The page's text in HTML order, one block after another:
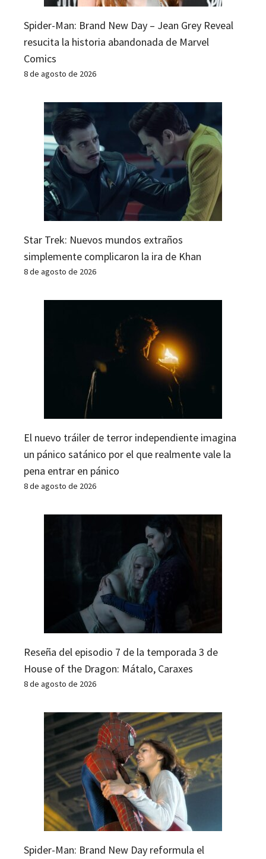
Spider-Man: Brand New Day – Jean Grey Reveal
resucita la historia abandonada de Marvel
Comics
8 de agosto de 2026
Star Trek: Nuevos mundos extraños
simplemente complicaron la ira de Khan
8 de agosto de 2026
El nuevo tráiler de terror independiente imagina
un pánico satánico por el que realmente vale la
pena entrar en pánico
8 de agosto de 2026
Reseña del episodio 7 de la temporada 3 de
House of the Dragon: Mátalo, Caraxes
8 de agosto de 2026
Spider-Man: Brand New Day reformula el